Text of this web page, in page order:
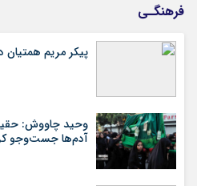
فرهنگـی
پیکر مریم همتیان
وحید چاووش:
آدم‌ها جست‌وجو